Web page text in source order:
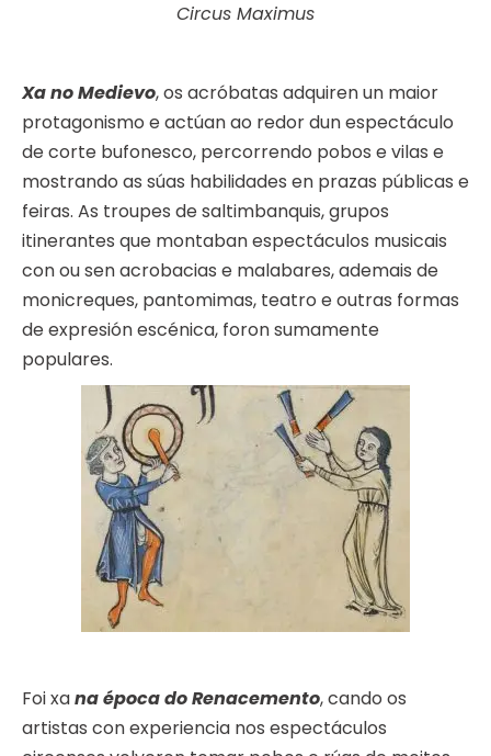
Circus Maximus
Xa no Medievo, os acróbatas adquiren un maior
protagonismo e actúan ao redor dun espectáculo
de corte bufonesco, percorrendo pobos e vilas e
mostrando as súas habilidades en prazas públicas e
feiras. As troupes de saltimbanquis, grupos
itinerantes que montaban espectáculos musicais
con ou sen acrobacias e malabares, ademais de
monicreques, pantomimas, teatro e outras formas
de expresión escénica, foron sumamente
populares.
Foi xana época do Renacemento, cando os
artistas con experiencia nos espectáculos